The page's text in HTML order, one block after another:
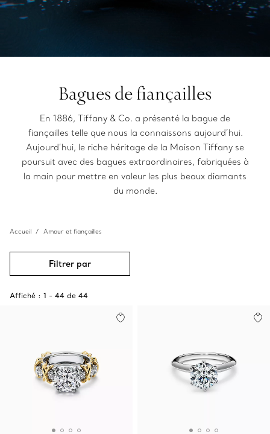
Bagues de fiançailles
En 1886, Tiffany & Co. a présenté la bague de
fiançailles telle que nous la connaissons aujourd’hui.
Aujourd’hui, le riche héritage de la Maison Tiffany se
poursuit avec des bagues extraordinaires, fabriquées à
la main pour mettre en valeur les plus beaux diamants
du monde.
Accueil Amour et fiançailles
Filtrer par
Affiché : 1 - 44 de 44